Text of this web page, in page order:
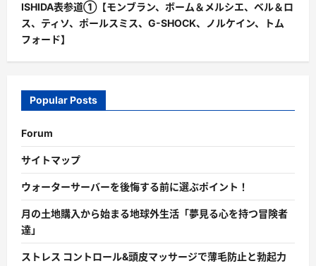
ISHIDA表参道①【モンブラン、ボーム＆メルシエ、ベル＆ロ
ス、ティソ、ポールスミス、G-SHOCK、ノルケイン、トム
フォード】
Popular Posts
Forum
サイトマップ
ウォーターサーバーを後悔する前に選ぶポイント！
月の土地購入から始まる地球外生活「夢見る心を持つ冒険者
達」
ストレス コントロール&頭皮マッサージで薄毛防止と勃起力